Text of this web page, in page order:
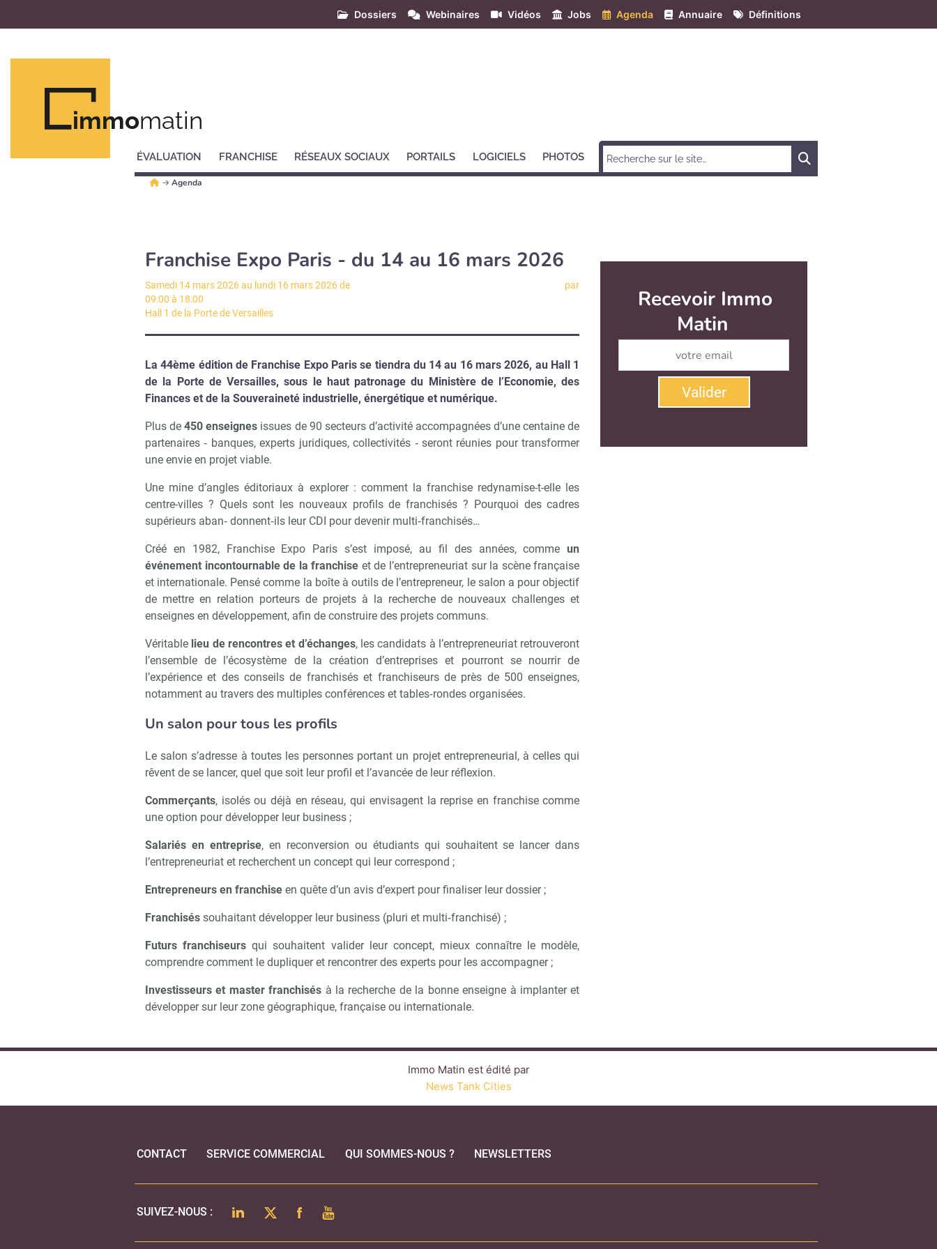
Dossiers Webinaires Vidéos Jobs Agenda Annuaire Définitions
immomatin
ÉVALUATION FRANCHISE RÉSEAUX SOCIAUX PORTAILS LOGICIELS PHOTOS
→Agenda
Franchise Expo Paris - du 14 au 16 mars 2026
Samedi 14 mars 2026 au lundi 16 mars 2026 de
09:00 à 18:00
Hall 1 de la Porte de Versailles
par
La 44ème édition de Franchise Expo Paris se tiendra du 14 au 16 mars 2026, au Hall 1
de la Porte de Versailles, sous le haut patronage du Ministère de l’Economie, des
Finances et de la Souveraineté industrielle, énergétique et numérique.
Plus de450 enseignes issues de 90 secteurs d’activité accompagnées d’une centaine de
partenaires ‐ banques, experts juridiques, collectivités ‐ seront réunies pour transformer
une envie en projet viable.
Une mine d’angles éditoriaux à explorer : comment la franchise redynamise-t-elle les
centre-villes ? Quels sont les nouveaux profils de franchisés ? Pourquoi des cadres
supérieurs aban‐ donnent‐ils leur CDI pour devenir multi‐franchisés…
Créé en 1982, Franchise Expo Paris s’est imposé, au fil des années, commeun
événement incontournable de la franchise et de l’entrepreneuriat sur la scène française
et internationale. Pensé comme la boîte à outils de l’entrepreneur, le salon a pour objectif
de mettre en relation porteurs de projets à la recherche de nouveaux challenges et
enseignes en développement, afin de construire des projets communs.
Véritable lieu de rencontres et d’échanges, les candidats à l’entrepreneuriat retrouveront
l’ensemble de l’écosystème de la création d’entreprises et pourront se nourrir de
l’expérience et des conseils de franchisés et franchiseurs de près de 500 enseignes,
notamment au travers des multiples conférences et tables‐rondes organisées.
Un salon pour tous les profils
Le salon s’adresse à toutes les personnes portant un projet entrepreneurial, à celles qui
rêvent de se lancer, quel que soit leur profil et l’avancée de leur réflexion.
Commerçants, isolés ou déjà en réseau, qui envisagent la reprise en franchise comme
une option pour développer leur business ;
Salariés en entreprise, en reconversion ou étudiants qui souhaitent se lancer dans
l’entrepreneuriat et recherchent un concept qui leur correspond ;
Entrepreneurs en franchise en quête d’un avis d’expert pour finaliser leur dossier ;
Franchisés souhaitant développer leur business (pluri et multi‐franchisé) ;
Futurs franchiseurs qui souhaitent valider leur concept, mieux connaître le modèle,
comprendre comment le dupliquer et rencontrer des experts pour les accompagner ;
Investisseurs et master franchisés à la recherche de la bonne enseigne à implanter et
développer sur leur zone géographique, française ou internationale.
Recevoir Immo
Matin
Valider
Immo Matin est édité par
News Tank Cities
CONTACT SERVICE COMMERCIAL QUI SOMMES-NOUS ? NEWSLETTERS
SUIVEZ-NOUS : LINKEDINTWITTERFACEBOOK
YOUTUBE